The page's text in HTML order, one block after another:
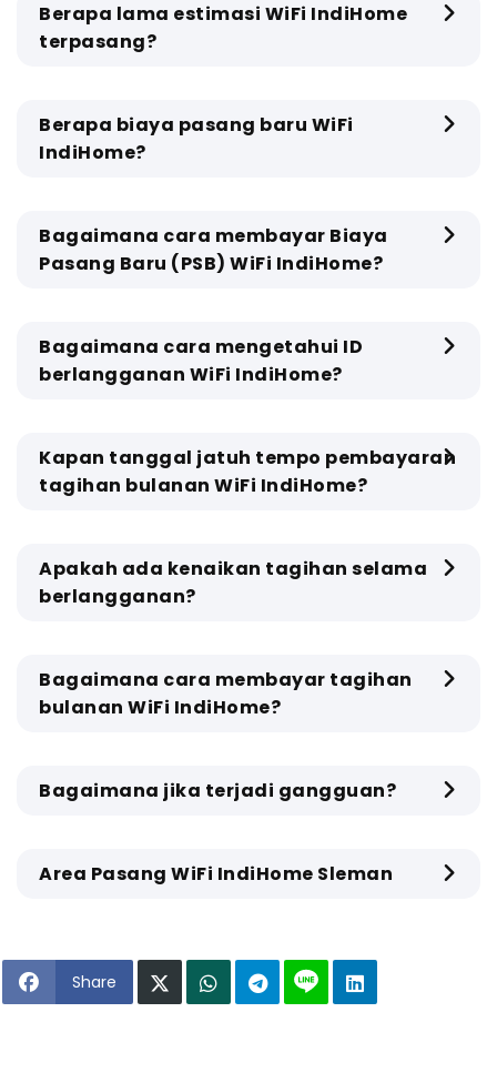
Berapa lama estimasi WiFi IndiHome
terpasang?
Berapa biaya pasang baru WiFi
IndiHome?
Bagaimana cara membayar Biaya
Pasang Baru (PSB) WiFi IndiHome?
Bagaimana cara mengetahui ID
berlangganan WiFi IndiHome?
Kapan tanggal jatuh tempo pembayaran
tagihan bulanan WiFi IndiHome?
Apakah ada kenaikan tagihan selama
berlangganan?
Bagaimana cara membayar tagihan
bulanan WiFi IndiHome?
Bagaimana jika terjadi gangguan?
Area Pasang WiFi IndiHome Sleman
Share